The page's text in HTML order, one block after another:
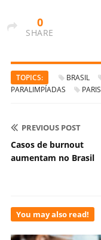
0
SHARE
TOPICS: BRASIL
PARALIMPÍADAS
PARIS
PREVIOUS POST
Casos de burnout
aumentam no Brasil
You may also read!